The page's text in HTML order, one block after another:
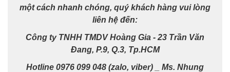
một cách nhanh chóng, quý khách hàng vui lòng
liên hệ đến:
Công ty TNHH TMDV Hoàng Gia - 23 Trần Văn
Đang, P.9, Q.3, Tp.HCM
Hotline 0976 099 048 (zalo, viber) _ Ms. Nhung